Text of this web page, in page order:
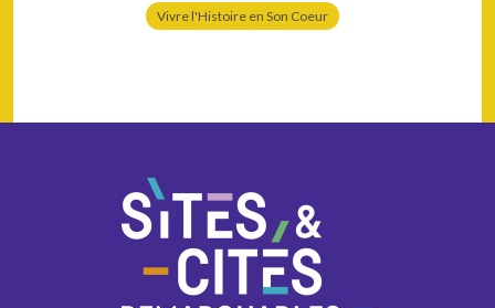
Vivre l'Histoire en Son Coeur